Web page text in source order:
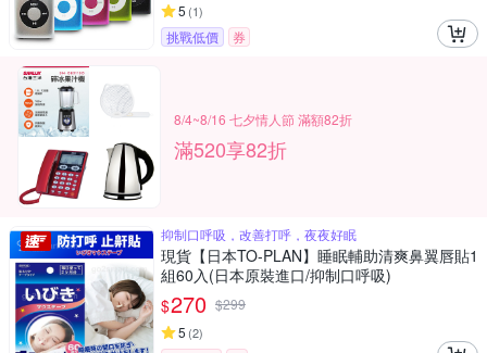
5 (1)
挑戰低價 券
8/4~8/16 七夕情人節 滿額82折
滿520享82折
抑制口呼吸，改善打呼，夜夜好眠
現貨【日本TO-PLAN】睡眠輔助清爽鼻翼唇貼1
組60入(日本原裝進口/抑制口呼吸)
$270 $299
5 (2)